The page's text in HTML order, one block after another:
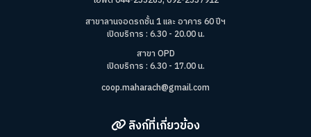
สาขาลานจอดรถชั้น 1 และ อาคาร 60 ปีฯ
เปิดบริการ : 6.30 - 20.00 น.
สาขา OPD
เปิดบริการ : 6.30 - 17.00 น.
coop.maharach@gmail.com
ลิงก์ที่เกี่ยวข้อง